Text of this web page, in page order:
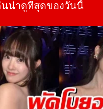
นน่าดูที่สุดของวันนี้